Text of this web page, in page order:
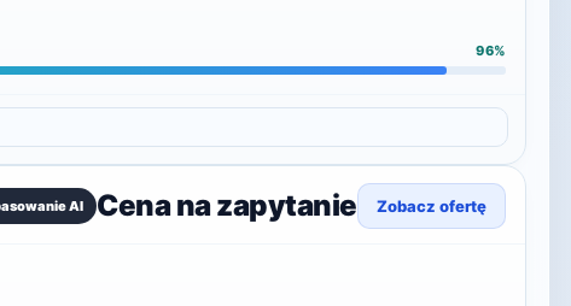
96%
AI Cena na zapytanie Zobacz ofertę